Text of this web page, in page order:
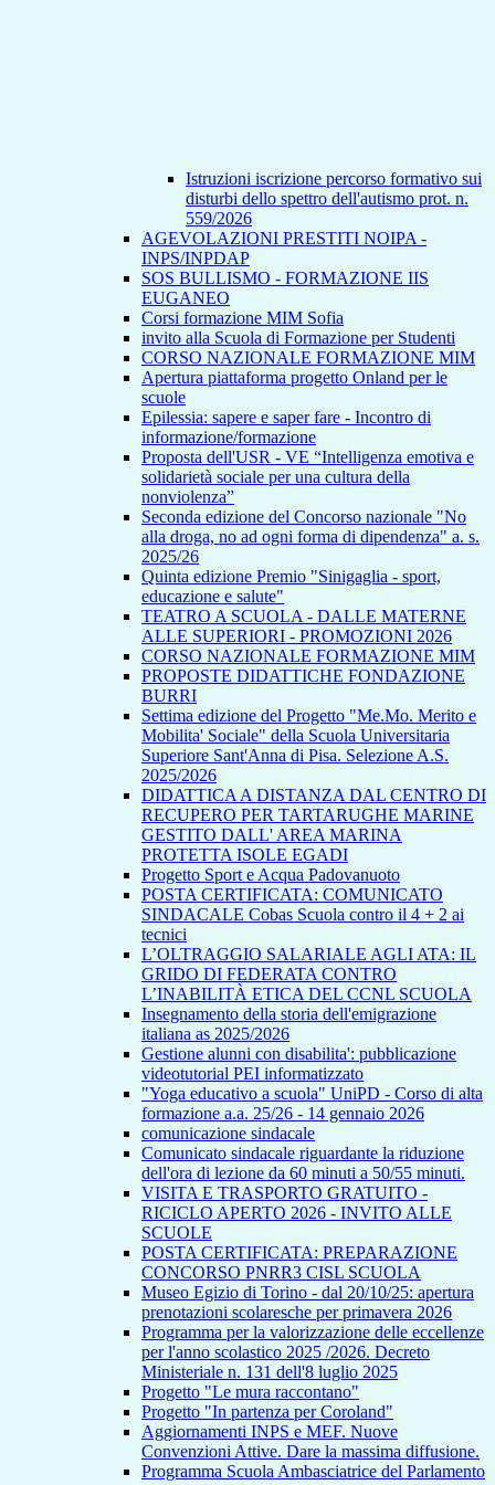
Istruzioni iscrizione percorso formativo sui
disturbi dello spettro dell'autismo prot. n.
559/2026
AGEVOLAZIONI PRESTITI NOIPA -
INPS/INPDAP
SOS BULLISMO - FORMAZIONE IIS
EUGANEO
Corsi formazione MIM Sofia
invito alla Scuola di Formazione per Studenti
CORSO NAZIONALE FORMAZIONE MIM
Apertura piattaforma progetto Onland per le
scuole
Epilessia: sapere e saper fare - Incontro di
informazione/formazione
Proposta dell'USR - VE “Intelligenza emotiva e
solidarietà sociale per una cultura della
nonviolenza”
Seconda edizione del Concorso nazionale "No
alla droga, no ad ogni forma di dipendenza" a. s.
2025/26
Quinta edizione Premio "Sinigaglia - sport,
educazione e salute"
TEATRO A SCUOLA - DALLE MATERNE
ALLE SUPERIORI - PROMOZIONI 2026
CORSO NAZIONALE FORMAZIONE MIM
PROPOSTE DIDATTICHE FONDAZIONE
BURRI
Settima edizione del Progetto "Me.Mo. Merito e
Mobilita' Sociale" della Scuola Universitaria
Superiore Sant'Anna di Pisa. Selezione A.S.
2025/2026
DIDATTICA A DISTANZA DAL CENTRO DI
RECUPERO PER TARTARUGHE MARINE
GESTITO DALL' AREA MARINA
PROTETTA ISOLE EGADI
Progetto Sport e Acqua Padovanuoto
POSTA CERTIFICATA: COMUNICATO
SINDACALE Cobas Scuola contro il 4 + 2 ai
tecnici
L’OLTRAGGIO SALARIALE AGLI ATA: IL
GRIDO DI FEDERATA CONTRO
L’INABILITÀ ETICA DEL CCNL SCUOLA
Insegnamento della storia dell'emigrazione
italiana as 2025/2026
Gestione alunni con disabilita': pubblicazione
videotutorial PEI informatizzato
"Yoga educativo a scuola" UniPD - Corso di alta
formazione a.a. 25/26 - 14 gennaio 2026
comunicazione sindacale
Comunicato sindacale riguardante la riduzione
dell'ora di lezione da 60 minuti a 50/55 minuti.
VISITA E TRASPORTO GRATUITO -
RICICLO APERTO 2026 - INVITO ALLE
SCUOLE
POSTA CERTIFICATA: PREPARAZIONE
CONCORSO PNRR3 CISL SCUOLA
Museo Egizio di Torino - dal 20/10/25: apertura
prenotazioni scolaresche per primavera 2026
Programma per la valorizzazione delle eccellenze
per l'anno scolastico 2025 /2026. Decreto
Ministeriale n. 131 dell'8 luglio 2025
Progetto "Le mura raccontano"
Progetto "In partenza per Coroland"
Aggiornamenti INPS e MEF. Nuove
Convenzioni Attive. Dare la massima diffusione.
Programma Scuola Ambasciatrice del Parlamento